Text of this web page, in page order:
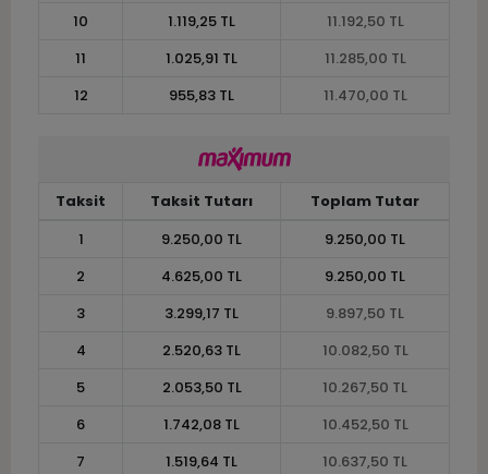
10 1.119,25 TL
11.192,50 TL
11
1.025,91 TL
11.285,00 TL
12
955,83 TL 11.470,00 TL
Taksit Taksit Tutarı
Toplam Tutar
1
9.250,00 TL
9.250,00 TL
2
4.625,00 TL
9.250,00 TL
3
3.299,17 TL
9.897,50 TL
4
2.520,63 TL
10.082,50 TL
5
2.053,50 TL
10.267,50 TL
6
1.742,08 TL
10.452,50 TL
7
1.519,64 TL
10.637,50 TL